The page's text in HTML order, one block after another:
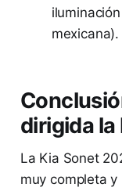
mexicana).
dirigida
La Kia Sonet
muy completa